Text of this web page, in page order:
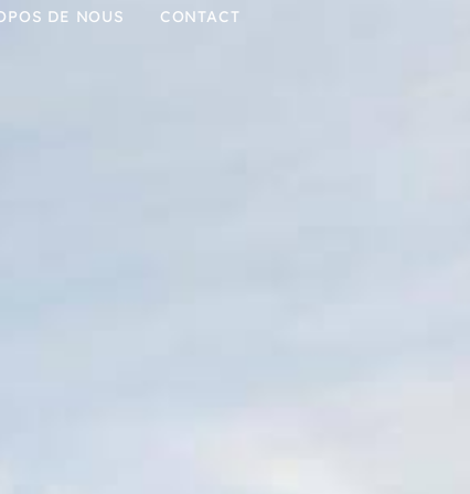
DE NOUS CONTACT